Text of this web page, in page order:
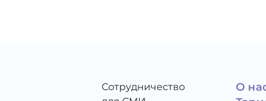
Сотрудничество
О